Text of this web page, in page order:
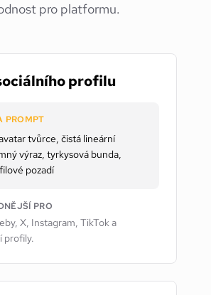
pro platformu.
profilu
PROMPT
tvůrce, čistá lineární
výraz, tyrkysová bunda,
pozadí
PRO
X, Instagram, TikTok a
profily.